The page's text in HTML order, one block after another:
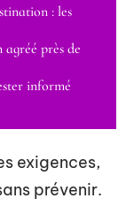
: les
près de
informé
exigences,
prévenir.